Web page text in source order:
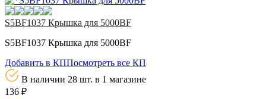
S5BF1037 Крышка для 5000BF
S5BF1037 Крышка для 5000BF
Добавить в КППосмотреть все КП
В наличии 28 шт. в 1 магазине
136 ₽